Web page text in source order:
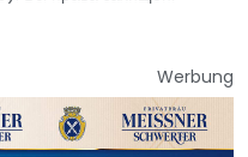
Werbung